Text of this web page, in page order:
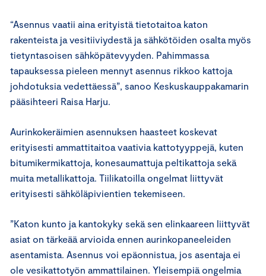
“Asennus vaatii aina erityistä tietotaitoa katon
rakenteista ja vesitiiviydestä ja sähkötöiden osalta myös
tietyntasoisen sähköpätevyyden. Pahimmassa
tapauksessa pieleen mennyt asennus rikkoo kattoja
johdotuksia vedettäessä”, sanoo Keskuskauppakamarin
pääsihteeri Raisa Harju.
Aurinkokeräimien asennuksen haasteet koskevat
erityisesti ammattitaitoa vaativia kattotyyppejä, kuten
bitumikermikattoja, konesaumattuja peltikattoja sekä
muita metallikattoja. Tiilikatoilla ongelmat liittyvät
erityisesti sähköläpivientien tekemiseen.
”Katon kunto ja kantokyky sekä sen elinkaareen liittyvät
asiat on tärkeää arvioida ennen aurinkopaneeleiden
asentamista. Asennus voi epäonnistua, jos asentaja ei
ole vesikattotyön ammattilainen. Yleisempiä ongelmia